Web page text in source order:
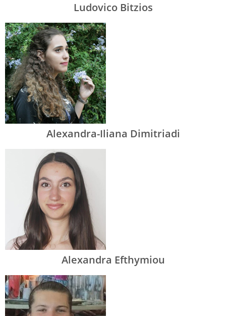
Ludovico Bitzios
Alexandra-Iliana Dimitriadi
Alexandra Efthymiou